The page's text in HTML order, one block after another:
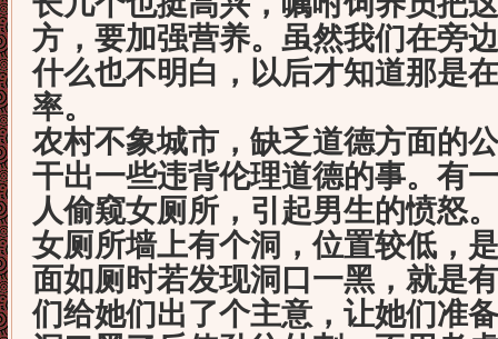
方，要加强营养。虽然我们在旁
什么也不明白，以后才知道那是
率。
农村不象城市，缺乏道德方面的
干出一些违背伦理道德的事。有
人偷窥女厕所，引起男生的愤怒
女厕所墙上有个洞，位置较低，
面如厕时若发现洞口一黑，就是
们给她们出了个主意，让她们准